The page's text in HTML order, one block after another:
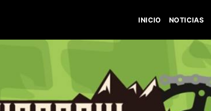
INICIO NOTICIAS